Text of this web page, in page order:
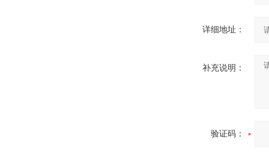
详细地址：
补充说明：
验证码：